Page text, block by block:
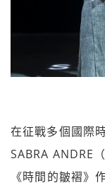
在征戰多個國際
SABRA ANDRE
《時間的皺褶》